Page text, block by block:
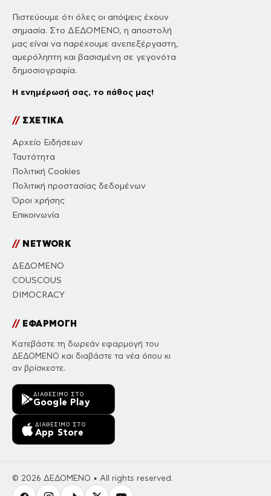
Πιστεύουμε ότι όλες οι απόψεις έχουν
σημασία. Στο ΔΕΔΟΜΕΝΟ, η αποστολή
μας είναι να παρέχουμε ανεπεξέργαστη,
αμερόληπτη και βασισμένη σε γεγονότα
δημοσιογραφία.
Η ενημέρωσή σας, το πάθος μας!
//ΣΧΕΤΙΚΑ
Αρχείο Ειδήσεων
Ταυτότητα
Πολιτική Cookies
Πολιτική προστασίας δεδομένων
Όροι χρήσης
Επικοινωνία
//NETWORK
ΔΕΔΟΜΕΝΟ
COUSCOUS
DIMOCRACY
//ΕΦΑΡΜΟΓΗ
Κατεβάστε τη δωρεάν εφαρμογή του
ΔΕΔΟΜΕΝΟ και διαβάστε τα νέα όπου κι
αν βρίσκεστε.
ΔΙΑΘΈΣΙΜΟ ΣΤΟ
Google Play
ΔΙΑΘΈΣΙΜΟ ΣΤΟ
App Store
© 2026 ΔΕΔΟΜΕΝΟ • All rights reserved.